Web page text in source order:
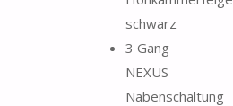
schwarz
3 Gang
NEXUS
Nabenschaltung